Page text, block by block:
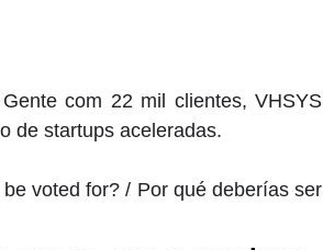
com 22 mil clientes, VHSYS
de startups aceleradas.
voted for? / Por qué deberías ser